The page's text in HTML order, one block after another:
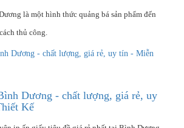
là một hình thức quảng bá sản phẩm đến
thủ công.
Dương - chất lượng, giá rẻ, uy
Kế